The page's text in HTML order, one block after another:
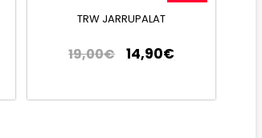
TRW JARRUPALAT
19,00€ 14,90€